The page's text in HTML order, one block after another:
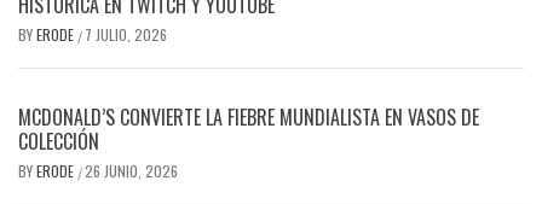
BYERODE / 7 JULIO, 2026
MCDONALD’S CONVIERTE LA FIEBRE MUNDIALISTA EN VASOS DE
COLECCIÓN
BYERODE /26 JUNIO, 2026